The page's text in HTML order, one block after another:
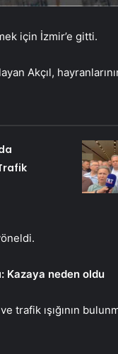
için İzmir’e gitti.
Akçıl,
Kazaya neden oldu
trafik ışığının